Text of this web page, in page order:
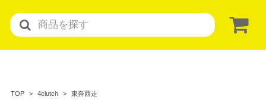
TOP 4clutch 東奔西走